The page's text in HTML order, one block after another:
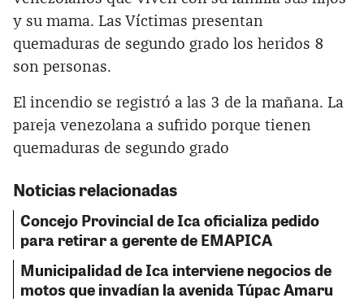
y su mama. Las Víctimas presentan
quemaduras de segundo grado los heridos 8
son personas.
El incendio se registró a las 3 de la mañana. La
pareja venezolana a sufrido porque tienen
quemaduras de segundo grado
Noticias relacionadas
Concejo Provincial de Ica oficializa pedido
para retirar a gerente de EMAPICA
Municipalidad de Ica interviene negocios de
motos que invadían la avenida Túpac Amaru